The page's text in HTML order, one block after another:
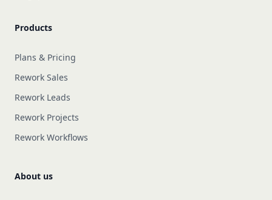
Products
Plans & Pricing
Rework Sales
Rework Leads
Rework Projects
Rework Workflows
About us